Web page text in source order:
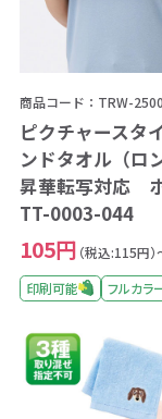
商品コード：TRW-
ピクチャース
ンドタオル（ロ
昇華転写対応
TT-0003-044
105円 （税込:115円）
印刷可能
フルカラ